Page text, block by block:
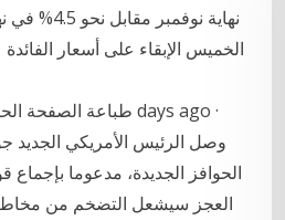
نهاية
الحوافز الجديدة، مدعوما
العجز سيشعل التضخم من مخاطر